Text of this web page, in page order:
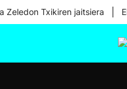
Zeledon Txikiren jaitsiera